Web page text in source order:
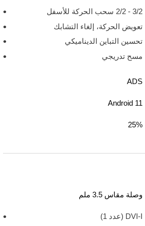
3/2 - 2/2 سحب الحركة للأسفل
تعويض الحركة، إلغاء التشابك
تحسين التباين الديناميكي
مسح تدريجي
ADS
Android 11
25%
وصلة مقاس 3.5 ملم
DVI-I (عدد 1)